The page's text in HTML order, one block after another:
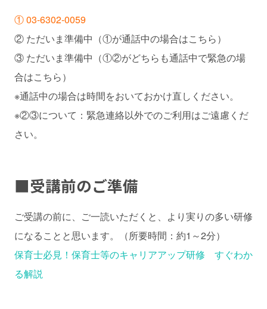
① 03-6302-0059
② ただいま準備中（①が通話中の場合はこちら）
③ ただいま準備中（①②がどちらも通話中で緊急の場
合はこちら）
※通話中の場合は時間をおいておかけ直しください。
※②③について：緊急連絡以外でのご利用はご遠慮くだ
さい。
■受講前のご準備
ご受講の前に、ご一読いただくと、より実りの多い研修
になることと思います。（所要時間：約1～2分）
保育士必見！保育士等のキャリアアップ研修 すぐわか
る解説